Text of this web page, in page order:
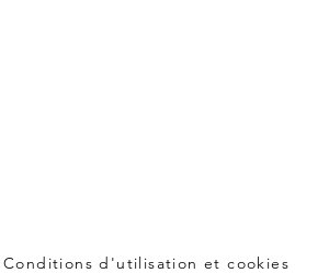
Conditions d'utilisation et cookies